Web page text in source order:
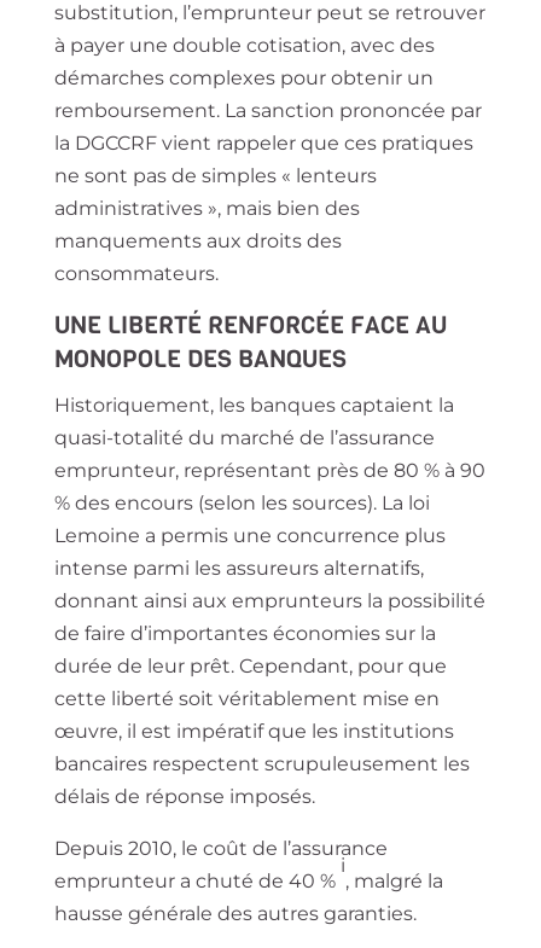
substitution, l’emprunteur peut se retrouver
à payer une double cotisation, avec des
démarches complexes pour obtenir un
remboursement. La sanction prononcée par
la DGCCRF vient rappeler que ces pratiques
ne sont pas de simples « lenteurs
administratives », mais bien des
manquements aux droits des
consommateurs.
UNE LIBERTÉ RENFORCÉE FACE AU
MONOPOLE DES BANQUES
Historiquement, les banques captaient la
quasi-totalité du marché de l’assurance
emprunteur, représentant près de 80 % à 90
% des encours (selon les sources). La loi
Lemoine a permis une concurrence plus
intense parmi les assureurs alternatifs,
donnant ainsi aux emprunteurs la possibilité
de faire d’importantes économies sur la
durée de leur prêt. Cependant, pour que
cette liberté soit véritablement mise en
œuvre, il est impératif que les institutions
bancaires respectent scrupuleusement les
délais de réponse imposés.
Depuis 2010, le coût de l’assurance
emprunteur a chuté de 40 %
i
, malgré la
hausse générale des autres garanties.